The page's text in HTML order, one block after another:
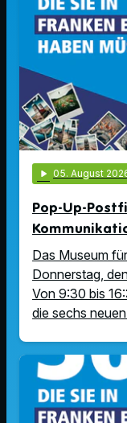
play_arrow 05. August
Pop-Up-
Das Museum
Donnerstag,
Von 9:30 bis
die sechs